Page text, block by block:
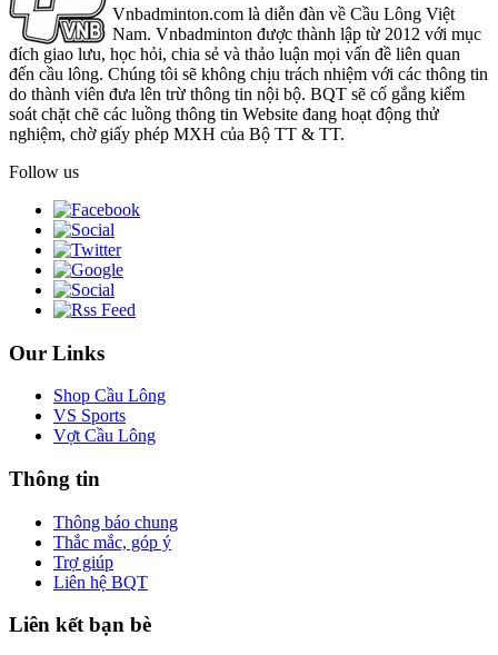
Vnbadminton.com là diễn đàn về Cầu Lông Việt
Nam. Vnbadminton được thành lập từ 2012 với mục
đích giao lưu, học hỏi, chia sẻ và thảo luận mọi vấn đề liên quan
đến cầu lông. Chúng tôi sẽ không chịu trách nhiệm với các thông tin
do thành viên đưa lên trừ thông tin nội bộ. BQT sẽ cố gắng kiểm
soát chặt chẽ các luồng thông tin Website đang hoạt động thử
nghiệm, chờ giấy phép MXH của Bộ TT & TT.
Follow us
Our Links
Shop Cầu Lông
VS Sports
Vợt Cầu Lông
Thông tin
Thông báo chung
Thắc mắc, góp ý
Trợ giúp
Liên hệ BQT
Liên kết bạn bè